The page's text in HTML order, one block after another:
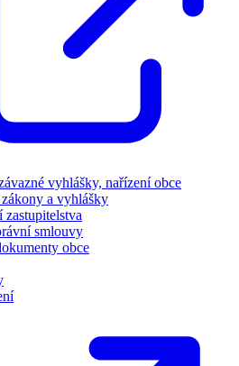
vyhlášky, nařízení obce
a vyhlášky
zastupitelstva
smlouvy
obce